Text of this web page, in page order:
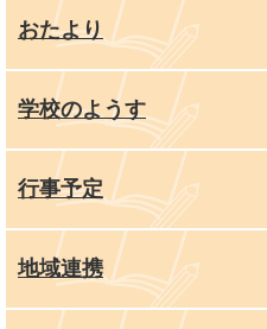
おたより
学校のようす
行事予定
地域連携